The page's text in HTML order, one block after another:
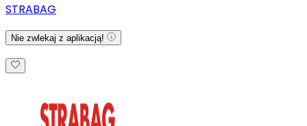
STRABAG
Nie zwlekaj z aplikacją!